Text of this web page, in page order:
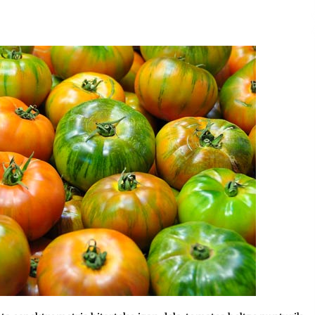
Larunbatean Plentziako Itsas
Martxa ospatuko da
2026/07/07
SOINUGELA: Paul McCartney eta
Ringo Starr-en lan berriak
2026/07/03